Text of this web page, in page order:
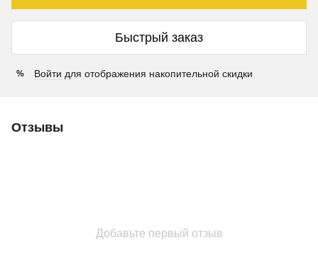
Быстрый заказ
% Войти для отображения накопительной скидки
Отзывы
Добавьте первый отзыв